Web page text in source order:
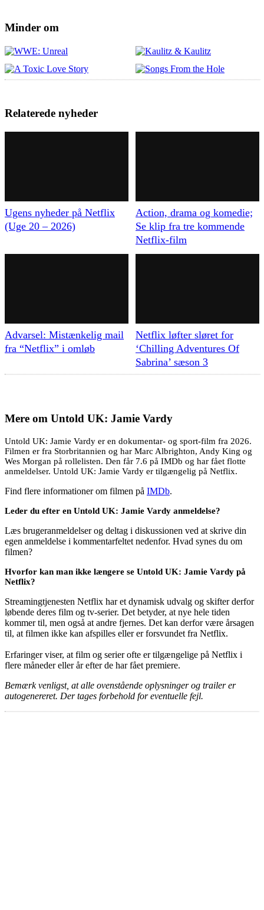
Minder om
Relaterede nyheder
Ugens nyheder på Netflix
(Uge 20 – 2026)
Action, drama og komedie;
Se klip fra tre kommende
Netflix-film
Advarsel: Mistænkelig mail
fra “Netflix” i omløb
Netflix løfter sløret for
‘Chilling Adventures Of
Sabrina’ sæson 3
Mere om Untold UK: Jamie Vardy
Untold UK: Jamie Vardy er en dokumentar- og sport-film fra 2026.
Filmen er fra Storbritannien og har Marc Albrighton, Andy King og
Wes Morgan på rollelisten. Den får 7.6 på IMDb og har fået flotte
anmeldelser. Untold UK: Jamie Vardy er tilgængelig på Netflix.
Find flere informationer om filmen på IMDb.
Leder du efter en Untold UK: Jamie Vardy anmeldelse?
Læs brugeranmeldelser og deltag i diskussionen ved at skrive din
egen anmeldelse i kommentarfeltet nedenfor. Hvad synes du om
filmen?
Hvorfor kan man ikke længere se Untold UK: Jamie Vardy på
Netflix?
Streamingtjenesten Netflix har et dynamisk udvalg og skifter derfor
løbende deres film og tv-serier. Det betyder, at nye hele tiden
kommer til, men også at andre fjernes. Det kan derfor være årsagen
til, at filmen ikke kan afspilles eller er forsvundet fra Netflix.
Erfaringer viser, at film og serier ofte er tilgængelige på Netflix i
flere måneder eller år efter de har fået premiere.
Bemærk venligst, at alle ovenstående oplysninger og trailer er
autogenereret. Der tages forbehold for eventuelle fejl.